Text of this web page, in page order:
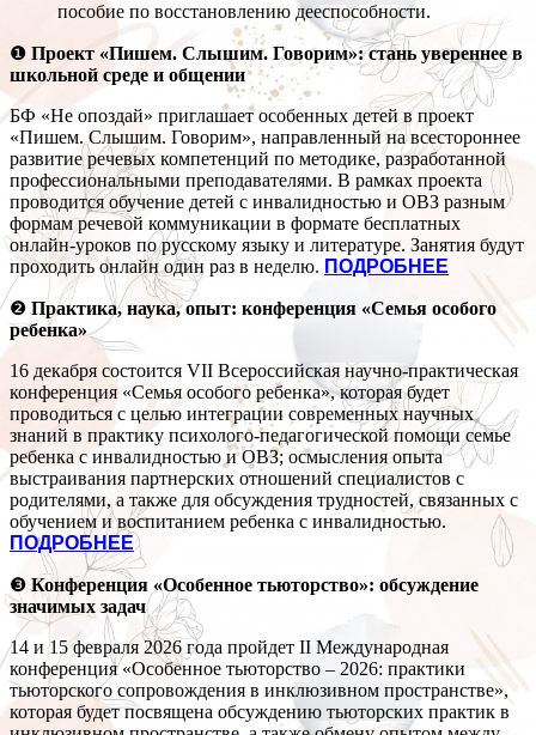
пособие по восстановлению дееспособности.
❶ Проект «Пишем. Слышим. Говорим»: стань увереннее в
школьной среде и общении
БФ «Не опоздай» приглашает особенных детей в проект
«Пишем. Слышим. Говорим», направленный на всестороннее
развитие речевых компетенций по методике, разработанной
профессиональными преподавателями. В рамках проекта
проводится обучение детей с инвалидностью и ОВЗ разным
формам речевой коммуникации в формате бесплатных
онлайн-уроков по русскому языку и литературе. Занятия будут
проходить онлайн один раз в неделю. ПОДРОБНЕЕ
❷ Практика, наука, опыт: конференция «Семья особого
ребенка»
16 декабря состоится VII Всероссийская научно-практическая
конференция «Семья особого ребенка», которая будет
проводиться с целью интеграции современных научных
знаний в практику психолого-педагогической помощи семье
ребенка с инвалидностью и ОВЗ; осмысления опыта
выстраивания партнерских отношений специалистов с
родителями, а также для обсуждения трудностей, связанных с
обучением и воспитанием ребенка с инвалидностью.
ПОДРОБНЕЕ
❸Конференция «Особенное тьюторство»: обсуждение
значимых задач
14 и 15 февраля 2026 года пройдет II Международная
конференция «Особенное тьюторство – 2026: практики
тьюторского сопровождения в инклюзивном пространстве»,
которая будет посвящена обсуждению тьюторских практик в